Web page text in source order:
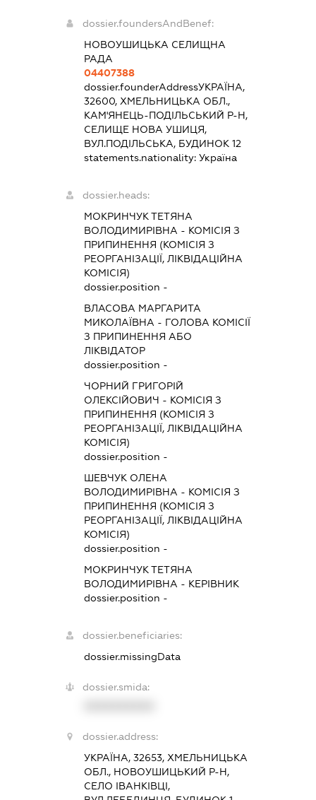
dossier.foundersAndBenef:
НОВОУШИЦЬКА СЕЛИЩНА
РАДА
04407388
dossier.founderAddressУКРАЇНА,
32600, ХМЕЛЬНИЦЬКА ОБЛ.,
КАМ'ЯНЕЦЬ-ПОДІЛЬСЬКИЙ Р-Н,
СЕЛИЩЕ НОВА УШИЦЯ,
ВУЛ.ПОДІЛЬСЬКА, БУДИНОК 12
statements.nationality: Україна
dossier.heads:
МОКРИНЧУК ТЕТЯНА
ВОЛОДИМИРІВНА - КОМІСІЯ З
ПРИПИНЕННЯ (КОМІСІЯ З
РЕОРГАНІЗАЦІЇ, ЛІКВІДАЦІЙНА
КОМІСІЯ)
dossier.position -
ВЛАСОВА МАРГАРИТА
МИКОЛАЇВНА - ГОЛОВА КОМІСІЇ
З ПРИПИНЕННЯ АБО
ЛІКВІДАТОР
dossier.position -
ЧОРНИЙ ГРИГОРІЙ
ОЛЕКСІЙОВИЧ - КОМІСІЯ З
ПРИПИНЕННЯ (КОМІСІЯ З
РЕОРГАНІЗАЦІЇ, ЛІКВІДАЦІЙНА
КОМІСІЯ)
dossier.position -
ШЕВЧУК ОЛЕНА
ВОЛОДИМИРІВНА - КОМІСІЯ З
ПРИПИНЕННЯ (КОМІСІЯ З
РЕОРГАНІЗАЦІЇ, ЛІКВІДАЦІЙНА
КОМІСІЯ)
dossier.position -
МОКРИНЧУК ТЕТЯНА
ВОЛОДИМИРІВНА - КЕРІВНИК
dossier.position -
dossier.beneficiaries:
dossier.missingData
dossier.smida:
dossier.address:
УКРАЇНА, 32653, ХМЕЛЬНИЦЬКА
ОБЛ., НОВОУШИЦЬКИЙ Р-Н,
СЕЛО ІВАНКІВЦІ,